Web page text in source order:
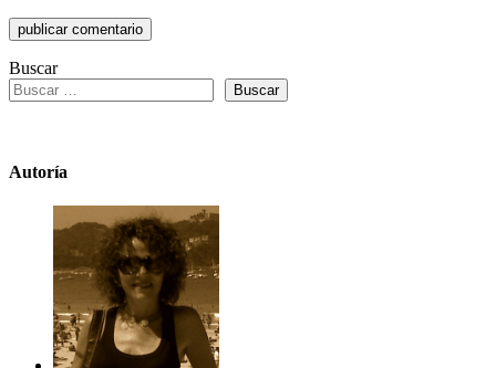
Buscar
Buscar
Autoría